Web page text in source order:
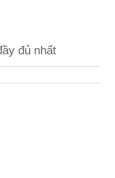
đủ nhất